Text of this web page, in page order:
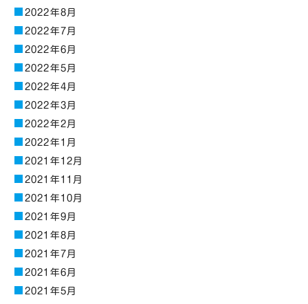
2022年8月
2022年7月
2022年6月
2022年5月
2022年4月
2022年3月
2022年2月
2022年1月
2021年12月
2021年11月
2021年10月
2021年9月
2021年8月
2021年7月
2021年6月
2021年5月